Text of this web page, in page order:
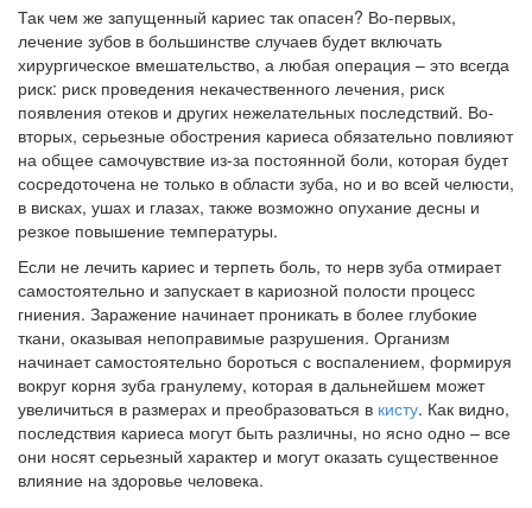
Так чем же запущенный кариес так опасен? Во-первых,
лечение зубов в большинстве случаев будет включать
хирургическое вмешательство, а любая операция – это всегда
риск: риск проведения некачественного лечения, риск
появления отеков и других нежелательных последствий. Во-
вторых, серьезные обострения кариеса обязательно повлияют
на общее самочувствие из-за постоянной боли, которая будет
сосредоточена не только в области зуба, но и во всей челюсти,
в висках, ушах и глазах, также возможно опухание десны и
резкое повышение температуры.
Если не лечить кариес и терпеть боль, то нерв зуба отмирает
самостоятельно и запускает в кариозной полости процесс
гниения. Заражение начинает проникать в более глубокие
ткани, оказывая непоправимые разрушения. Организм
начинает самостоятельно бороться с воспалением, формируя
вокруг корня зуба гранулему, которая в дальнейшем может
увеличиться в размерах и преобразоваться в кисту. Как видно,
последствия кариеса могут быть различны, но ясно одно – все
они носят серьезный характер и могут оказать существенное
влияние на здоровье человека.